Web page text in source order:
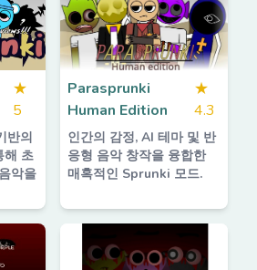
★
5
반의
해 초
악을
Parasprunki
Human Edition
★
4.3
인간의 감정, AI 테마 및 반
응형 음악 창작을 융합한
매혹적인 Sprunki 모드.